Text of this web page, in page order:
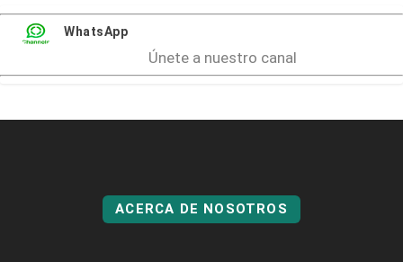
WhatsApp
Únete a nuestro canal
ACERCA DE NOSOTROS